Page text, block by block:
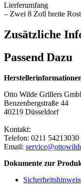
Lierferumfang
– Zwei 8 Zoll breite
Zusätzliche
Passend Dazu
Otto Wilde Grillers
Benzenbergstraße 44
40219 Düsseldorf
Kontakt:
Telefon: 0211 54213030
Email:
Dokumente zur